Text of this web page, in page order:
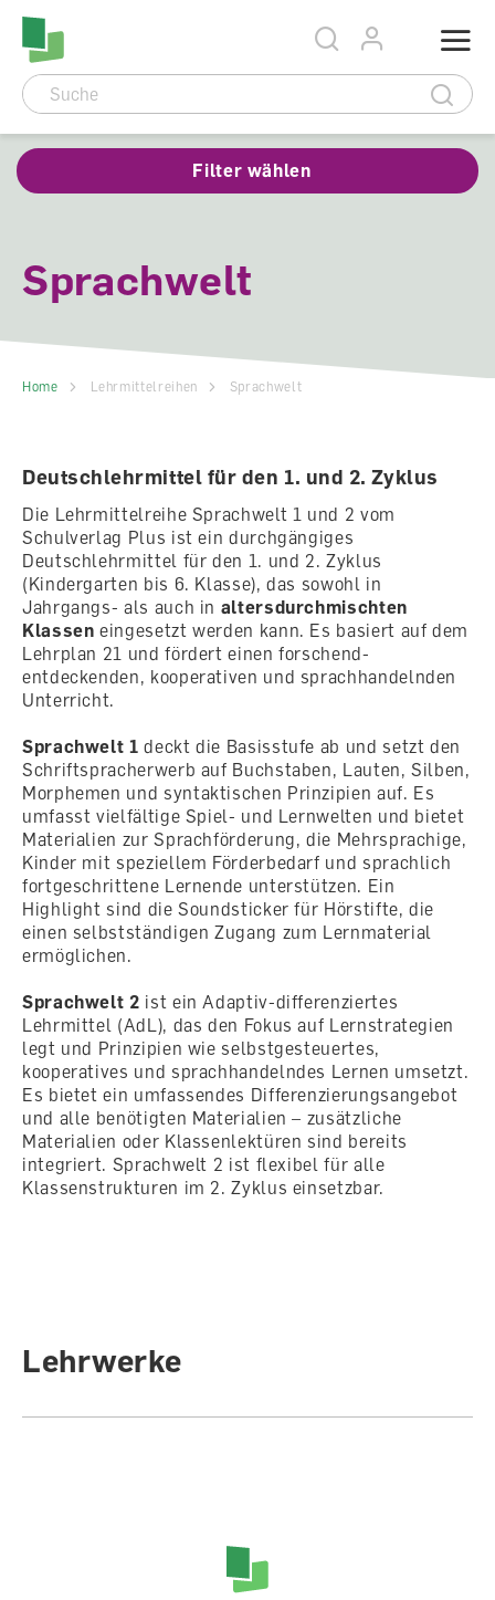
Accesskey Navigation
Seitenanfang
Direkt
Hauptnavigation
Direkt
zum
Hauptinhalt
Direkt
zum
Direkt
Suche
Sprachwelt
Home Lehrmittelreihen Sprachwelt
Deutschlehrmittel für den 1. und 2. Zyklus
Die Lehrmittelreihe Sprachwelt 1 und 2 vom
Schulverlag Plus ist ein durchgängiges
Deutschlehrmittel für den 1. und 2. Zyklus
(Kindergarten bis 6. Klasse), das sowohl in
Jahrgangs- als auch in altersdurchmischten
Klassen eingesetzt werden kann. Es basiert auf dem
Lehrplan 21 und fördert einen forschend-
entdeckenden, kooperativen und sprachhandelnden
Unterricht.
Sprachwelt 1 deckt die Basisstufe ab und setzt den
Schriftspracherwerb auf Buchstaben, Lauten, Silben,
Morphemen und syntaktischen Prinzipien auf. Es
umfasst vielfältige Spiel- und Lernwelten und bietet
Materialien zur Sprachförderung, die Mehrsprachige,
Kinder mit speziellem Förderbedarf und sprachlich
fortgeschrittene Lernende unterstützen. Ein
Highlight sind die Soundsticker für Hörstifte, die
einen selbstständigen Zugang zum Lernmaterial
ermöglichen.
Sprachwelt 2 ist ein Adaptiv-differenziertes
Lehrmittel (AdL), das den Fokus auf Lernstrategien
legt und Prinzipien wie selbstgesteuertes,
kooperatives und sprachhandelndes Lernen umsetzt.
Es bietet ein umfassendes Differenzierungsangebot
und alle benötigten Materialien – zusätzliche
Materialien oder Klassenlektüren sind bereits
integriert. Sprachwelt 2 ist flexibel für alle
Klassenstrukturen im 2. Zyklus einsetzbar.
Filter wählen
Lehrwerke